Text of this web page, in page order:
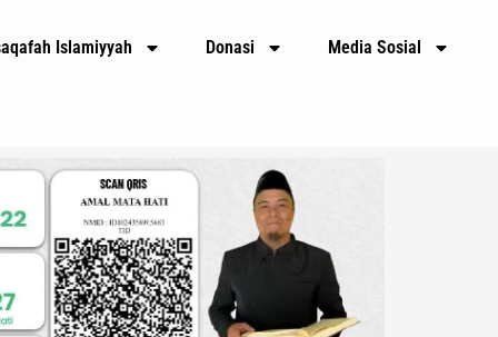
Islamiyyah Donasi Media Sosial